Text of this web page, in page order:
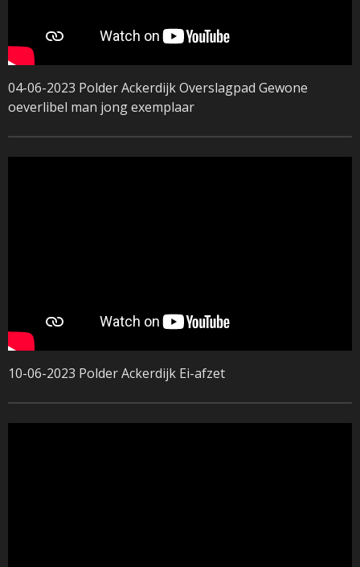
04-06-2023 Polder Ackerdijk Overslagpad Gewone
oeverlibel man jong exemplaar
10-06-2023 Polder Ackerdijk Ei-afzet